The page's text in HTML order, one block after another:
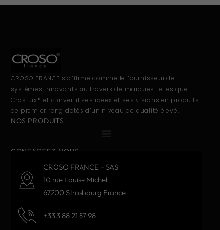
CROSO FRANCE s’affirme comme le fournisseur de
systèmes innovants au travers de marques telles que
Crosilux® et convertit ses idées et ses visions en produits
de premier rang dotés d’un niveau de qualité élevé.
NOS PRODUITS
CONTACTEZ-NOUS
CROSO FRANCE – SAS
10 rue Louise Michel
67200 Strasbourg France
+33 3 88 21 87 98